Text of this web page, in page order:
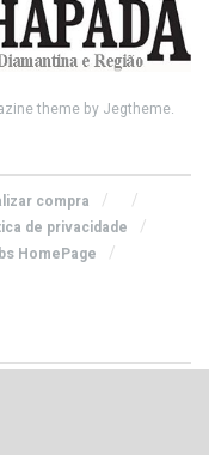
theme by Jegtheme.
compra
de privacidade
HomePage